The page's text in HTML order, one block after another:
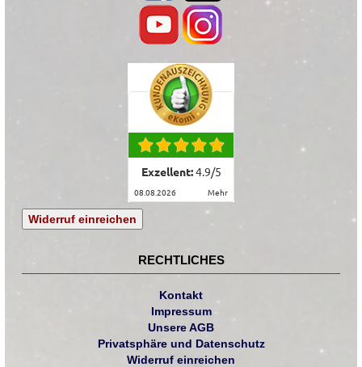
Exzellent:4.9/5
08.08.2026 mehr
Widerruf einreichen
RECHTLICHES
Kontakt
Impressum
Unsere AGB
Privatsphäre und Datenschutz
Widerruf einreichen